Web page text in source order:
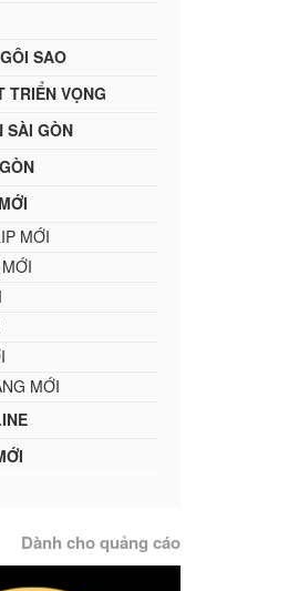
SAO
TRIỂN VỌNG
SÀI GÒN
MỚI
MỚI
Dành cho quảng cáo